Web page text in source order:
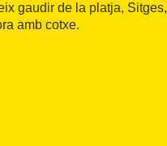
gaudir de la platja, Sitges,
amb cotxe.